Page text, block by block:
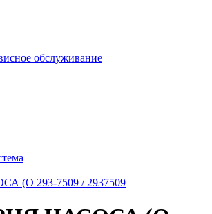
обслуживание
(O 293-7509 / 2937509